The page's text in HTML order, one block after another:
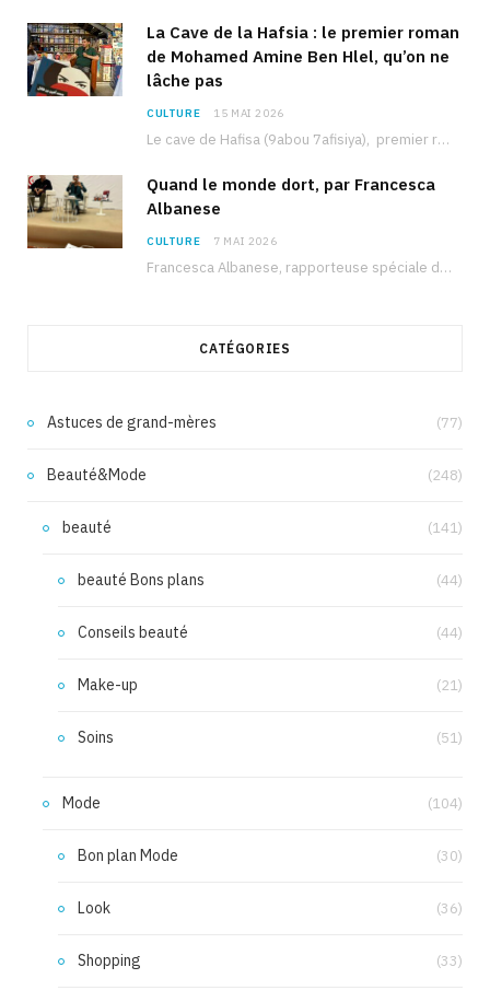
La Cave de la Hafsia : le premier roman
de Mohamed Amine Ben Hlel, qu’on ne
lâche pas
CULTURE 15 MAI 2026
Le cave de Hafisa (9abou 7afisiya), premier roman du journaliste tunisien Mohamed Amine Ben Hlel,…
Quand le monde dort, par Francesca
Albanese
CULTURE 7 MAI 2026
Francesca Albanese, rapporteuse spéciale de l’ONU sur les territoires palestiniens occupés, était à Tunis pour…
CATÉGORIES
Astuces de grand-mères (77)
Beauté&Mode (248)
beauté (141)
beauté Bons plans (44)
Conseils beauté (44)
Make-up (21)
Soins (51)
Mode (104)
Bon plan Mode (30)
Look (36)
Shopping (33)